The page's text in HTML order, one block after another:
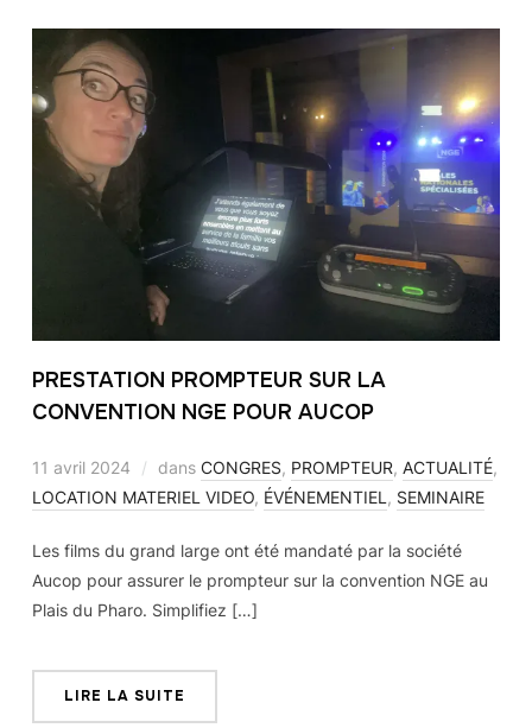
PRESTATION PROMPTEUR SUR LA
CONVENTION NGE POUR AUCOP
11 avril 2024 dans CONGRES, PROMPTEUR, ACTUALITÉ,
LOCATION MATERIEL VIDEO, ÉVÉNEMENTIEL , SEMINAIRE
Les films du grand large ont été mandaté par la société
Aucop pour assurer le prompteur sur la convention NGE au
Plais du Pharo. Simplifiez […]
LIRE LA SUITE